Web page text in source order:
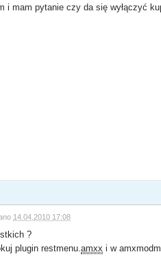
i mam pytanie czy da się wyłączyć
14.04.2010 17:08
?
plugin restmenu.amxx i w